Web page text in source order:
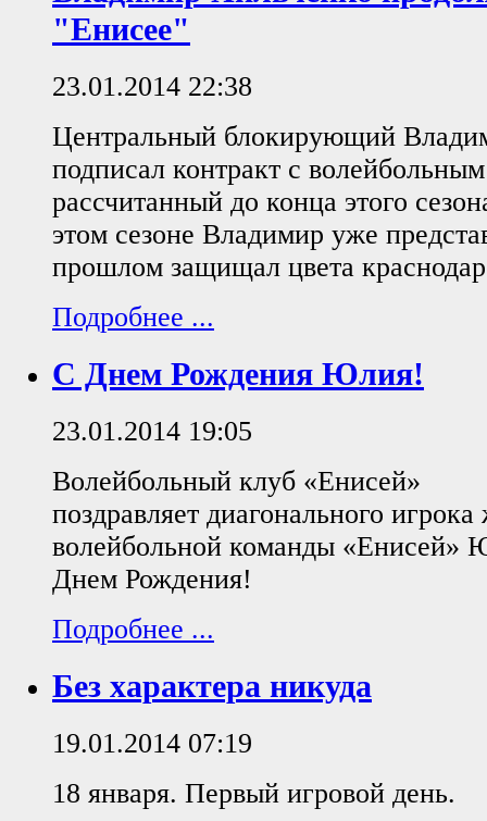
"Енисее"
23.01.2014 22:38
Центральный блокирующий
подписал контракт с
рассчитанный до конца этого
этом сезоне Владимир уже
прошлом защищал цвета
Подробнее ...
С Днем Рождения Юлия!
23.01.2014 19:05
Волейбольный клуб «Енисей»
поздравляет диагонального
волейбольной команды
Днем Рождения!
Подробнее ...
Без характера никуда
19.01.2014 07:19
18 января. Первый игровой день.